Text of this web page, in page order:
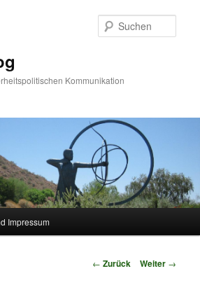
Kommunikation
Impressum
Beitrags-
← Zurück Weiter →